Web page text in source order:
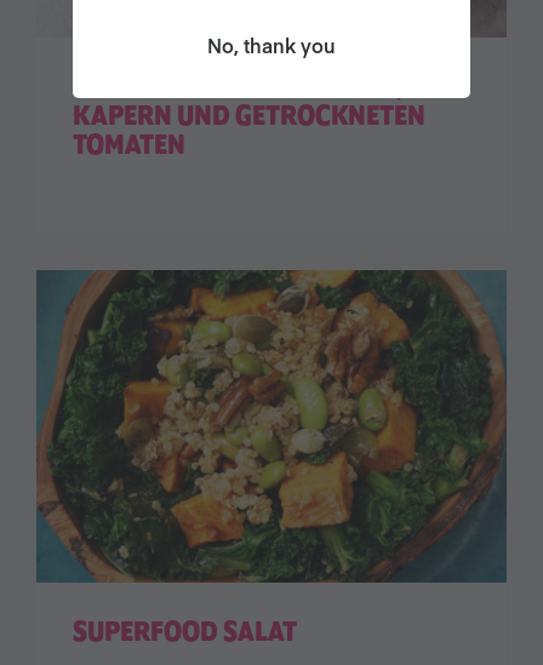
ONE POT PASTA MIT OLIVEN,
KAPERN UND GETROCKNETEN
TOMATEN
SUPERFOOD SALAT
No, thank you